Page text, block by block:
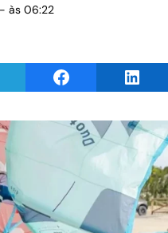
às 06:22
on TelegramShare on Facebook